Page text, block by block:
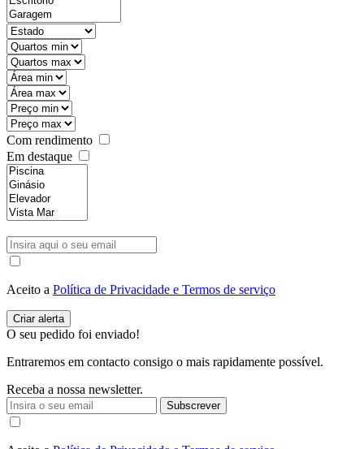
Com rendimento
Em destaque
Aceito a Política de Privacidade e Termos de serviço
O seu pedido foi enviado!
Entraremos em contacto consigo o mais rapidamente possível.
Receba a nossa newsletter.
Subscrever